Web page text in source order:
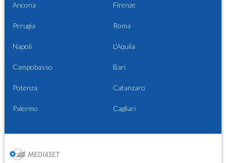
Ancona Firenze
Perugia Roma
Napoli L'Aquila
Campobasso Bari
Potenza Catanzaro
Palermo Cagliari